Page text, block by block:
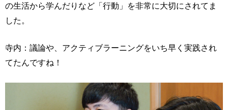
の生活から学んだりなど「行動」を非常に大切にされてま
した。
寺内：議論や、アクティブラーニングをいち早く実践され
てたんですね！